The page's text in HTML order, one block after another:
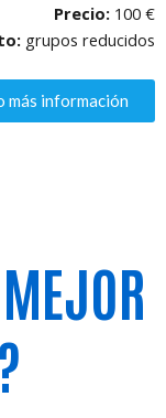
Precio: 100 €
grupos reducidos
más información